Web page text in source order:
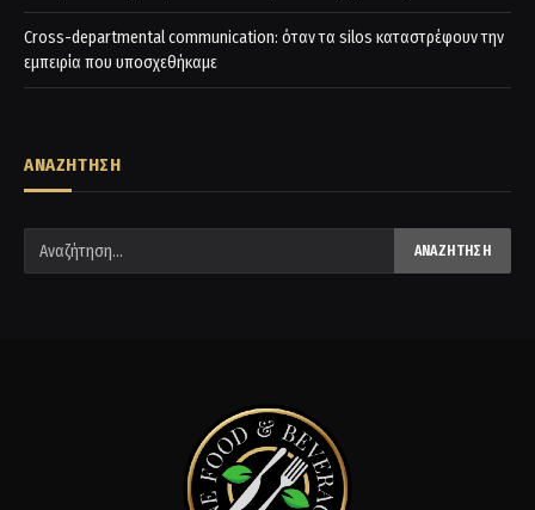
Cross-departmental communication: όταν τα silos καταστρέφουν την
εμπειρία που υποσχεθήκαμε
ΑΝΑΖΗΤΗΣΗ